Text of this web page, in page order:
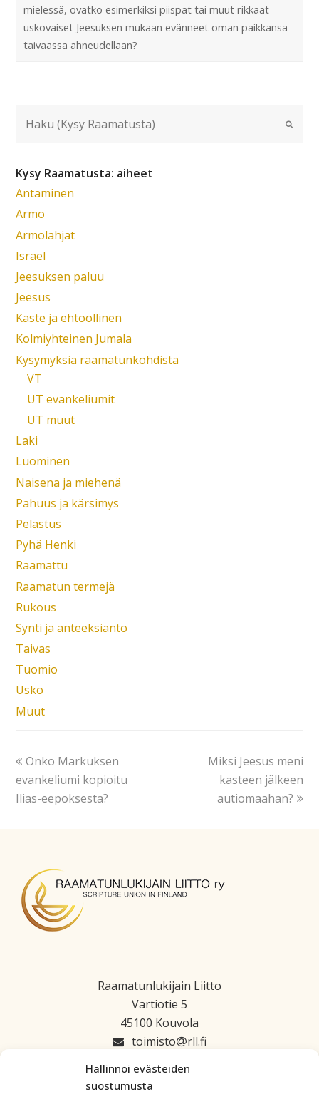
Hallinnoi evästeiden
suostumusta
mielessä, ovatko esimerkiksi piispat tai muut rikkaat
uskovaiset Jeesuksen mukaan evänneet oman paikkansa
taivaassa ahneudellaan?
Kysy Raamatusta: aiheet
Antaminen
Armo
Armolahjat
Israel
Jeesuksen paluu
Jeesus
Kaste ja ehtoollinen
Kolmiyhteinen Jumala
Kysymyksiä raamatunkohdista
VT
UT evankeliumit
UT muut
Laki
Luominen
Naisena ja miehenä
Pahuus ja kärsimys
Pelastus
Pyhä Henki
Raamattu
Raamatun termejä
Rukous
Synti ja anteeksianto
Taivas
Tuomio
Usko
Muut
Onko Markuksen
evankeliumi kopioitu
Ilias-eepoksesta?
Miksi Jeesus meni
kasteen jälkeen
autiomaahan?
Raamatunlukijain Liitto
Vartiotie 5
45100 Kouvola
toimisto
rll.fi